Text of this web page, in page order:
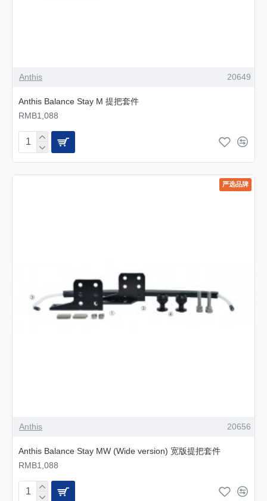
Anthis 20649
Anthis Balance Stay M 提把套件
RMB1,088
严选品牌
Anthis 20656
Anthis Balance Stay MW (Wide version) 宽版提把套件
RMB1,088